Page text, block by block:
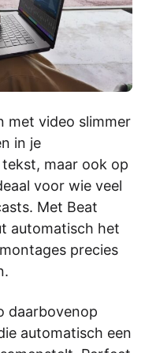
met video slimmer
in je
maar ook op
voor wie veel
Met Beat
automatisch het
precies
daarbovenop
automatisch een